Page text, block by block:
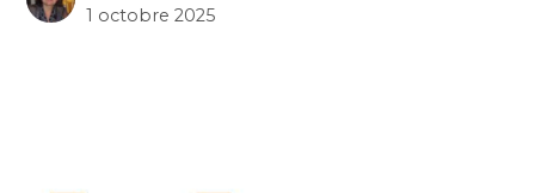
1 octobre 2025